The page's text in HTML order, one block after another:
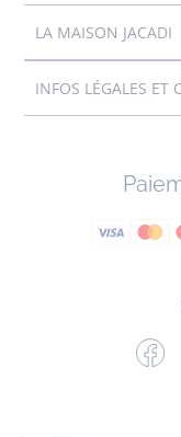
LA MAISON JACADI
INFOS LÉGALES ET